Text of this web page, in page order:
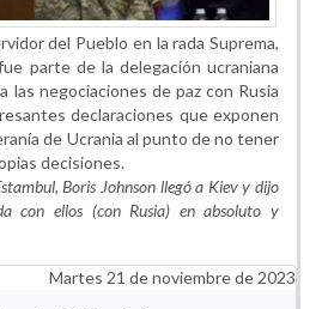
del Pueblo en la rada Suprema,
parte de la delegación ucraniana
las negociaciones de paz con Rusia
declaraciones que exponen
de Ucrania al punto de no tener
decisiones.
Boris Johnson llegó a Kiev y dijo
con ellos (con Rusia) en absoluto y
Martes 21 de noviembre de 2023